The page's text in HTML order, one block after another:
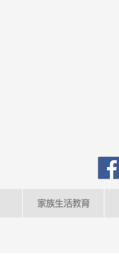
家族生活教育